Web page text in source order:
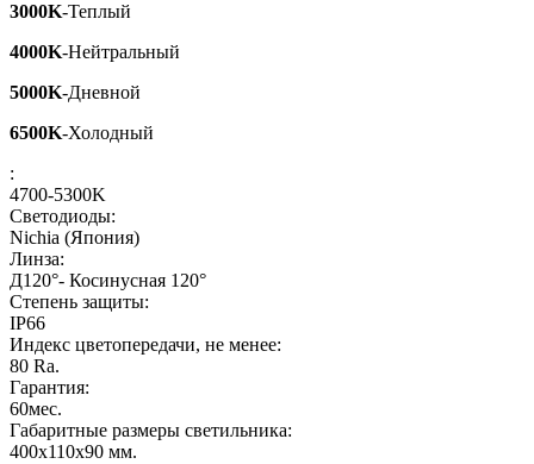
3000K-Теплый
4000K-Нейтральный
5000K-Дневной
6500K-Холодный
:
4700-5300K
Светодиоды:
Nichia (Япония)
Линза:
Д120°- Косинусная 120°
Степень защиты:
IP66
Индекс цветопередачи, не менее:
80 Ra.
Гарантия:
60мес.
Габаритные размеры светильника:
400х110х90 мм.